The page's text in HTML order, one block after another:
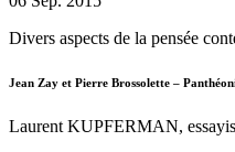
Divers aspects de la pensée
Jean Zay et Pierre Brossolette –
Laurent KUPFERMAN,